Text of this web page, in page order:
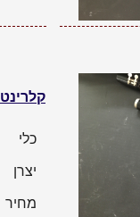
קלרינט Evette
כלי
יצרן
מחיר